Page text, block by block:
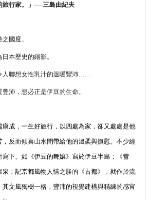
旅行家。」──三島由紀夫
國度。
本歷史的縮影。
人聯想女性乳汁的溫暖豐沛……
沛，想必正是伊豆的生命。
成， 一生好旅行，以四處為家，卻又處處是他
，反而傾喜山水間帶給他的溫柔與撫慰。不少經
寫下。如《伊豆的舞孃》寫於伊豆半島；《雪
泉；記京都風物人情之勝的《古都》，就作於流
文風獨樹一格，豐沛的視覺建構與精練的感官